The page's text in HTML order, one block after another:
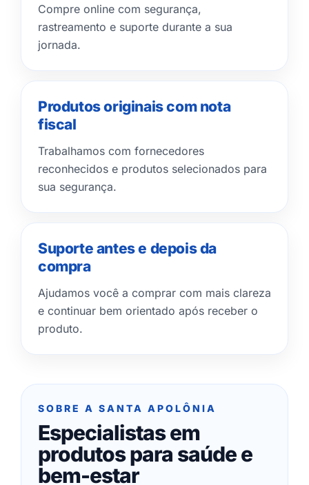
Compre online com segurança,
rastreamento e suporte durante a sua
jornada.
Produtos originais com nota
fiscal
Trabalhamos com fornecedores
reconhecidos e produtos selecionados para
sua segurança.
Suporte antes e depois da
compra
Ajudamos você a comprar com mais clareza
e continuar bem orientado após receber o
produto.
SOBRE A SANTA APOLÔNIA
Especialistas em
produtos para saúde e
bem-estar